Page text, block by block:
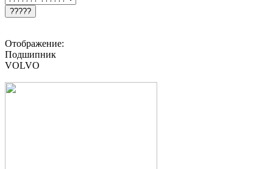
?????
Отображение:
Подшипник
VOLVO